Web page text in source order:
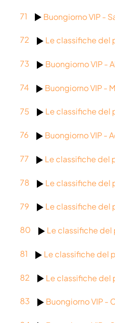
71
72
73
74
75
76
77
78
79
80
81
82
83